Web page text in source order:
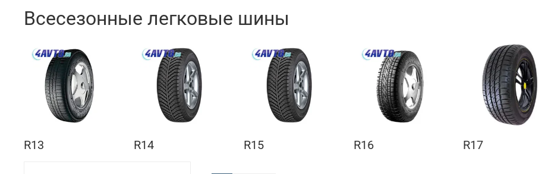
Всесезонные легковые шины
R13 R14 R15 R16 R17